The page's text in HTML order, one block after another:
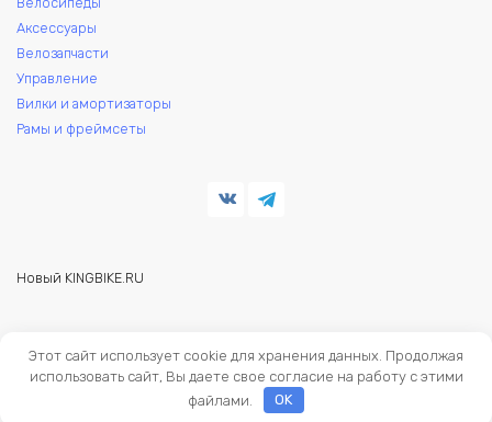
Аксессуары
Велозапчасти
Управление
Вилки и амортизаторы
Рамы и фреймсеты
Новый KINGBIKE.RU
велосипедов.
Этот сайт использует cookie для хранения данных. Продолжая
использовать сайт, Вы даете свое согласие на работу с этими
файлами.
OK